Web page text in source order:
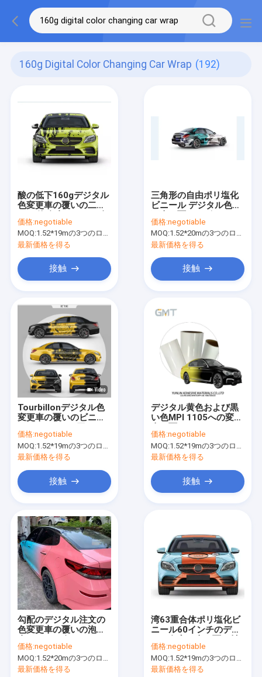
160g Digital Color Changing Car Wrap (192)
酸の低下160gデジタル
色変更車の覆いの二重
価格:negotiable
MOQ:1.52*19mの3つのロールを意味する1.52*57m、
最新価格を得る
接触
三角形の自由ポリ塩化
ビニール デジタル色変
ロール160gはさみ金
価格:negotiable
MOQ:1.52*20mの3つのロールを意味する1.52*60m、
最新価格を得る
接触
Tourbillonデジタル色
変更車の覆いのビニー
価格:negotiable
MOQ:1.52*19mの3つのロールを意味する1.52*57m、
最新価格を得る
接触
デジタル黄色および黒
い色MPI 1105への変更
イズの代理のGMTの印
刷できるビニール
Gredient
価格:negotiable
MOQ:1.52*19mの3つのロールを意味する1.52*57m、
最新価格を得る
接触
勾配のデジタル注文の
色変更車の覆いの泡自
価格:negotiable
MOQ:1.52*20mの3つのロールを意味する1.52*60m、
最新価格を得る
湾63重合体ポリ塩化ビ
ニール60インチのデジ
料
価格:negotiable
MOQ:1.52*19mの3つのロールを意味する1.52*57m、
最新価格を得る